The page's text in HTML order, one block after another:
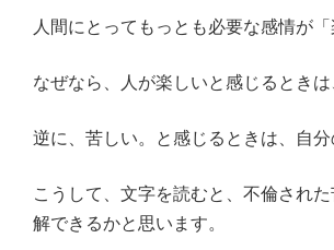
:
人間にとってもっとも必要な感情が
なぜなら、人が楽しいと感じるとき
逆に、苦しい。と感じるときは、自
こうして、文字を読むと、不倫され
解できるかと思います。